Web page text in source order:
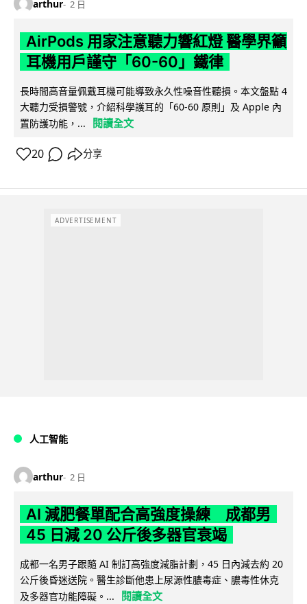
arthur 2 日
AirPods 用家注意聽力響紅燈 醫學界籲
耳機用戶謹守「60-60」鐵律
長時間高音量佩戴耳機可能導致永久性噪音性聽損。本文盤點 4
大聽力受損警號，介紹科學護耳的「60-60 原則」及 Apple 內
置防護功能，...
閱讀全文
20 分享
ADVERTISEMENT
人工智能
arthur 2 日
AI 減肥餐單配合高強度操練 成都男
45 日減 20 公斤後多器官衰竭
成都一名男子跟隨 AI 制訂高強度減脂計劃，45 日內減去約 20
公斤後昏迷送院。醫生診斷他患上尿源性膿毒症、膿毒性休克
及多器官功能障礙。...
閱讀全文